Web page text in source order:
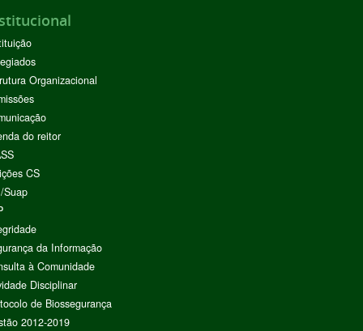
Organizacional
do reitor
CS
Suap
da Informação
à Comunidade
Disciplinar
de Biossegurança
2012-2019